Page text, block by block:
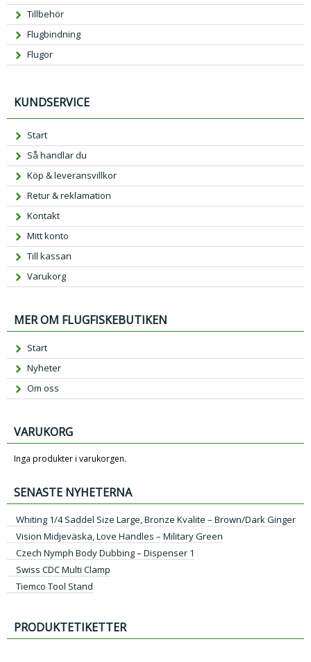
Tillbehör
Flugbindning
Flugor
KUNDSERVICE
Start
Så handlar du
Köp & leveransvillkor
Retur & reklamation
Kontakt
Mitt konto
Till kassan
Varukorg
MER OM FLUGFISKEBUTIKEN
Start
Nyheter
Om oss
VARUKORG
Inga produkter i varukorgen.
SENASTE NYHETERNA
Whiting 1/4 Saddel Size Large, Bronze Kvalite – Brown/Dark Ginger
Vision Midjeväska, Love Handles – Military Green
Czech Nymph Body Dubbing – Dispenser 1
Swiss CDC Multi Clamp
Tiemco Tool Stand
PRODUKTETIKETTER